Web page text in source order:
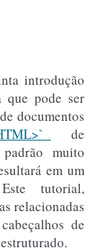
introdução
que pode ser
documentos
de
muito
em um
tutorial,
relacionadas
de